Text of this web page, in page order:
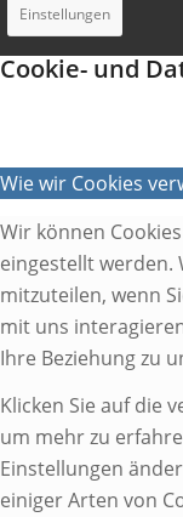
Einstellungen
Cookie- und
Wie wir Cookies
Wir können
eingestellt werden.
mitzuteilen, wenn
mit uns
Ihre Beziehung zu
Klicken Sie auf die
um mehr zu
Einstellungen
einiger Arten von